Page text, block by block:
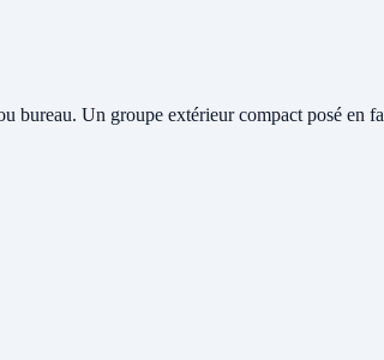
bureau. Un groupe extérieur compact posé en